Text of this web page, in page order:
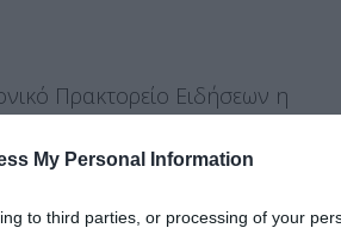
My Personal Information
to third parties, or processing of your
Πρακτορείο Ειδήσεων η
νομοθετική πρωτοβουλία,
ενός νέου νομοθετικού
αδειοδότηση των